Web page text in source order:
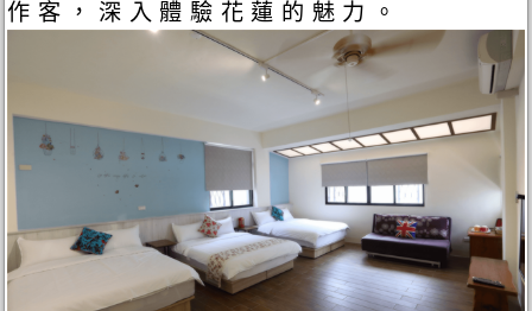
作客，深入體驗花蓮的魅力。